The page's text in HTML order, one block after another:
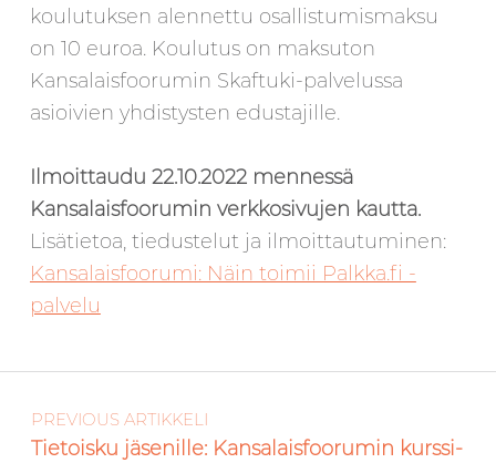
koulutuksen alennettu osallistumismaksu
on 10 euroa. Koulutus on maksuton
Kansalaisfoorumin Skaftuki-palvelussa
asioivien yhdistysten edustajille.
Ilmoittaudu 22.10.2022 mennessä
Kansalaisfoorumin verkkosivujen kautta.
Lisätietoa, tiedustelut ja ilmoittautuminen:
Kansalaisfoorumi: Näin toimii Palkka.fi -
palvelu
Skip back to main navigation
Artikkelien selaus
PREVIOUS ARTIKKELI
Tietoisku jäsenille: Kansalaisfoorumin kurssi-